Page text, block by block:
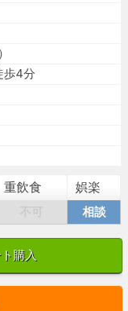
歩4分
重飲食 娯楽
相談
購入